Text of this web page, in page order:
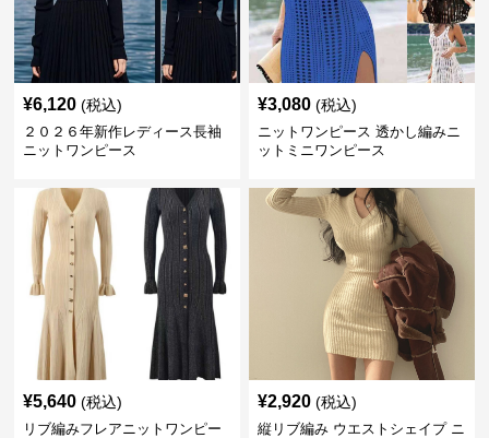
¥6,120 (税込)
２０２６年新作レディース長袖
ニットワンピース
¥3,080 (税込)
ニットワンピース 透かし編みニ
ットミニワンピース
¥5,640 (税込)
リブ編みフレアニットワンピー
¥2,920 (税込)
縦リブ編み ウエストシェイプ ニ